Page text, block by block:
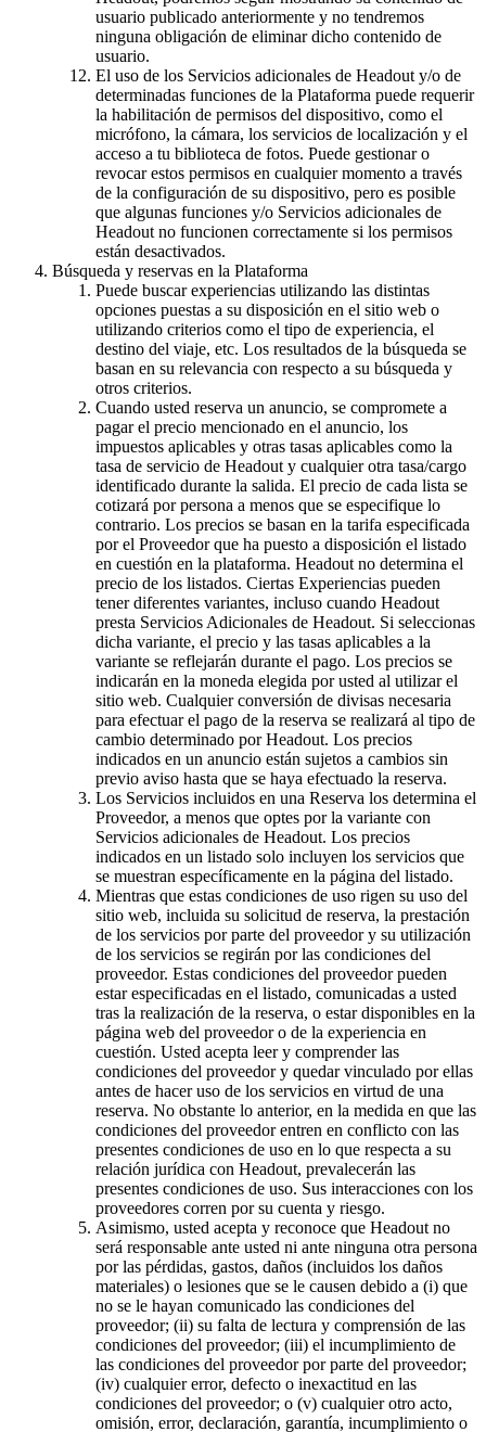
usuario publicado anteriormente y no tendremos
ninguna obligación de eliminar dicho contenido de
usuario.
El uso de los Servicios adicionales de Headout y/o de
determinadas funciones de la Plataforma puede requerir
la habilitación de permisos del dispositivo, como el
micrófono, la cámara, los servicios de localización y el
acceso a tu biblioteca de fotos. Puede gestionar o
revocar estos permisos en cualquier momento a través
de la configuración de su dispositivo, pero es posible
que algunas funciones y/o Servicios adicionales de
Headout no funcionen correctamente si los permisos
están desactivados.
Búsqueda y reservas en la Plataforma
Puede buscar experiencias utilizando las distintas
opciones puestas a su disposición en el sitio web o
utilizando criterios como el tipo de experiencia, el
destino del viaje, etc. Los resultados de la búsqueda se
basan en su relevancia con respecto a su búsqueda y
otros criterios.
Cuando usted reserva un anuncio, se compromete a
pagar el precio mencionado en el anuncio, los
impuestos aplicables y otras tasas aplicables como la
tasa de servicio de Headout y cualquier otra tasa/cargo
identificado durante la salida. El precio de cada lista se
cotizará por persona a menos que se especifique lo
contrario. Los precios se basan en la tarifa especificada
por el Proveedor que ha puesto a disposición el listado
en cuestión en la plataforma. Headout no determina el
precio de los listados. Ciertas Experiencias pueden
tener diferentes variantes, incluso cuando Headout
presta Servicios Adicionales de Headout. Si seleccionas
dicha variante, el precio y las tasas aplicables a la
variante se reflejarán durante el pago. Los precios se
indicarán en la moneda elegida por usted al utilizar el
sitio web. Cualquier conversión de divisas necesaria
para efectuar el pago de la reserva se realizará al tipo de
cambio determinado por Headout. Los precios
indicados en un anuncio están sujetos a cambios sin
previo aviso hasta que se haya efectuado la reserva.
Los Servicios incluidos en una Reserva los determina el
Proveedor, a menos que optes por la variante con
Servicios adicionales de Headout. Los precios
indicados en un listado solo incluyen los servicios que
se muestran específicamente en la página del listado.
Mientras que estas condiciones de uso rigen su uso del
sitio web, incluida su solicitud de reserva, la prestación
de los servicios por parte del proveedor y su utilización
de los servicios se regirán por las condiciones del
proveedor. Estas condiciones del proveedor pueden
estar especificadas en el listado, comunicadas a usted
tras la realización de la reserva, o estar disponibles en la
página web del proveedor o de la experiencia en
cuestión. Usted acepta leer y comprender las
condiciones del proveedor y quedar vinculado por ellas
antes de hacer uso de los servicios en virtud de una
reserva. No obstante lo anterior, en la medida en que las
condiciones del proveedor entren en conflicto con las
presentes condiciones de uso en lo que respecta a su
relación jurídica con Headout, prevalecerán las
presentes condiciones de uso. Sus interacciones con los
proveedores corren por su cuenta y riesgo.
Asimismo, usted acepta y reconoce que Headout no
será responsable ante usted ni ante ninguna otra persona
por las pérdidas, gastos, daños (incluidos los daños
materiales) o lesiones que se le causen debido a (i) que
no se le hayan comunicado las condiciones del
proveedor; (ii) su falta de lectura y comprensión de las
condiciones del proveedor; (iii) el incumplimiento de
las condiciones del proveedor por parte del proveedor;
(iv) cualquier error, defecto o inexactitud en las
condiciones del proveedor; o (v) cualquier otro acto,
omisión, error, declaración, garantía, incumplimiento o